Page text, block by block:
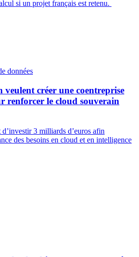
si un projet français est retenu.
données
créer une coentreprise
renforcer le cloud souverain
3 milliards d’euros afin
des besoins en cloud et en intelligence